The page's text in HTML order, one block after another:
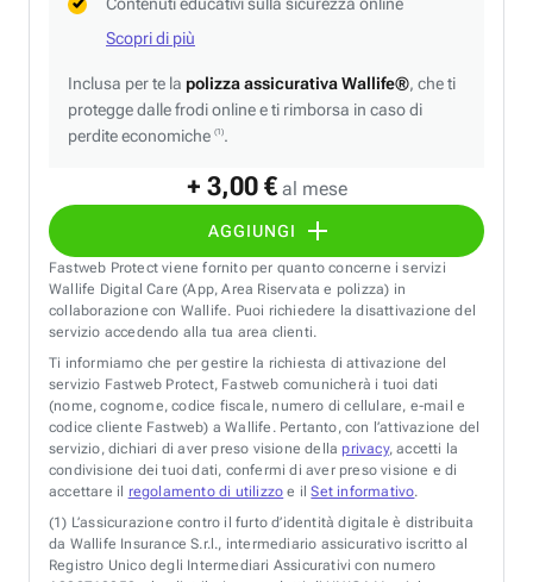
+ 3,00 € al mese
AGGIUNGI
Scopri di più
Inclusa per te la polizza assicurativa Wallife®, che ti
protegge dalle frodi online e ti rimborsa in caso di
perdite economiche (1).
Fastweb Protect viene fornito per quanto concerne i servizi
Wallife Digital Care (App, Area Riservata e polizza) in
collaborazione con Wallife. Puoi richiedere la disattivazione del
servizio accedendo alla tua area clienti.
Ti informiamo che per gestire la richiesta di attivazione del
servizio Fastweb Protect, Fastweb comunicherà i tuoi dati
(nome, cognome, codice fiscale, numero di cellulare, e-mail e
codice cliente Fastweb) a Wallife. Pertanto, con l’attivazione del
servizio, dichiari di aver preso visione della privacy, accetti la
condivisione dei tuoi dati, confermi di aver preso visione e di
accettare il regolamento di utilizzo e ilSet informativo.
(1) L’assicurazione contro il furto d’identità digitale è distribuita
da Wallife Insurance S.r.l., intermediario assicurativo iscritto al
Registro Unico degli Intermediari Assicurativi con numero